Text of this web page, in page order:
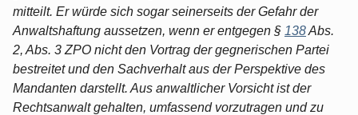
mitteilt. Er würde sich sogar seinerseits der Gefahr der
Anwaltshaftung aussetzen, wenn er entgegen § 138Abs.
2, Abs. 3 ZPO nicht den Vortrag der gegnerischen Partei
bestreitet und den Sachverhalt aus der Perspektive des
Mandanten darstellt. Aus anwaltlicher Vorsicht ist der
Rechtsanwalt gehalten, umfassend vorzutragen und zu